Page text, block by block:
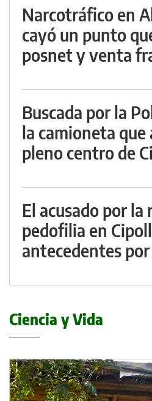
Narcotráfico en
cayó un punto
posnet y venta
Buscada por la
la camioneta que
pleno centro de
El acusado por la
pedofilia en
antecedentes
Ciencia y Vida